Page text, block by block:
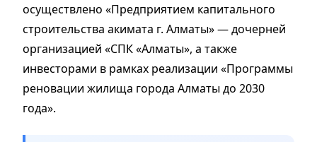
осуществлено «Предприятием капитального
строительства акимата г. Алматы» — дочерней
организацией «СПК «Алматы», а также
инвесторами в рамках реализации «Программы
реновации жилища города Алматы до 2030
года».